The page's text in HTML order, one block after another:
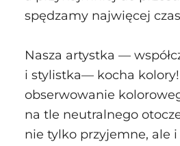
spędzamy najwięcej
Nasza artystka —
i stylistka— kocha
obserwowanie
na tle neutralnego
nie tylko przyjemne, ale